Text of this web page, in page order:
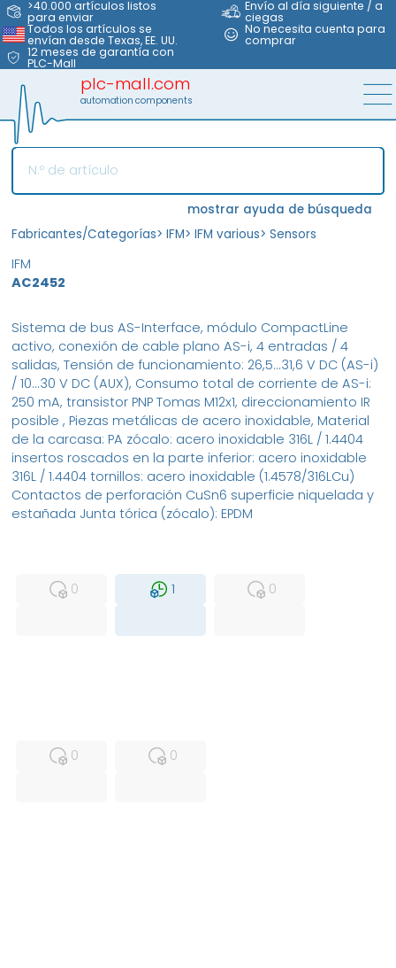
>40.000 artículos listos
para enviar
Envío al día siguiente / a
ciegas
Todos los artículos se
envían desde Texas, EE. UU.
No necesita cuenta para
comprar
12 meses de garantía con
PLC-Mall
plc-mall.com
automation components
mostrar ayuda de búsqueda
Fabricantes/Categorías> IFM> IFM various> Sensors
IFM
AC2452
0
1
0
0
0
Sistema de bus AS-Interface, módulo CompactLine
activo, conexión de cable plano AS-i, 4 entradas / 4
salidas, Tensión de funcionamiento: 26,5...31,6 V DC (AS-i)
/ 10...30 V DC (AUX), Consumo total de corriente de AS-i:
250 mA, transistor PNP Tomas M12x1, direccionamiento IR
posible , Piezas metálicas de acero inoxidable, Material
de la carcasa: PA zócalo: acero inoxidable 316L / 1.4404
insertos roscados en la parte inferior: acero inoxidable
316L / 1.4404 tornillos: acero inoxidable (1.4578/316LCu)
Contactos de perforación CuSn6 superficie niquelada y
estañada Junta tórica (zócalo): EPDM